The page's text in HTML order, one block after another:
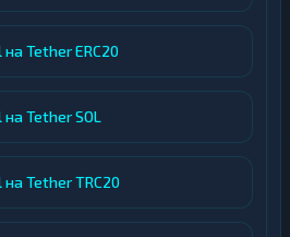
Tether ERC20
Tether SOL
Tether TRC20